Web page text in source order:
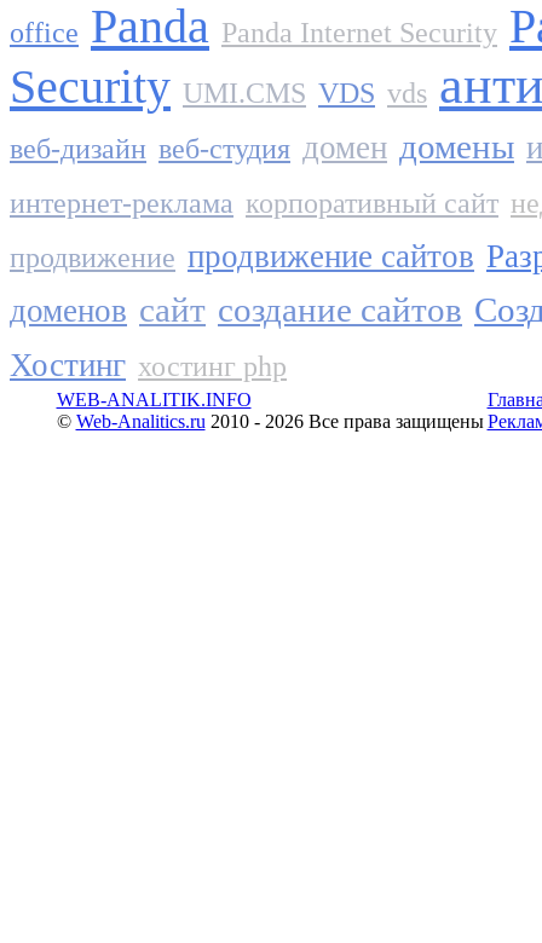
office Panda Panda Internet Security
Security UMI.CMS VDS vds
веб-дизайн веб-студия домен домены
интернет-реклама корпоративный сайт
продвижение продвижение сайтов
доменов сайт создание сайтов
Хостинг хостинг php
WEB-ANALITIK.INFO
© Web-Analitics.ru2010 - 2026 Все права защищены